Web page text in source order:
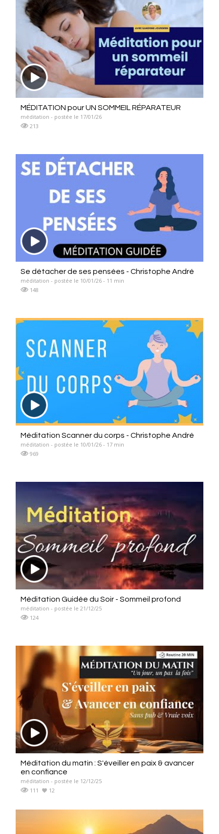
MÉDITATION pour UN SOMMEIL RÉPARATEUR
méditation - postée le 17/01/26
213
Se détacher de ses pensées - Christophe André
méditation - postée le 10/01/26 - 11 min
148
Méditation Scanner du corps - Christophe André
méditation - postée le 10/01/26 - 17 min
969
Méditation Guidée du Soir - Sommeil profond
méditation - postée le 21/12/25
124
Méditation du matin : S'éveiller en paix & avancer
en confiance
méditation - postée le 12/12/25
111
12